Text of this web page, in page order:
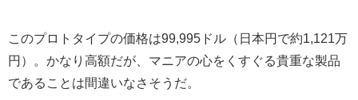
このプロトタイプの価格は99,995ドル（日本円で約1,121万
円）。かなり高額だが、マニアの心をくすぐる貴重な製品
であることは間違いなさそうだ。